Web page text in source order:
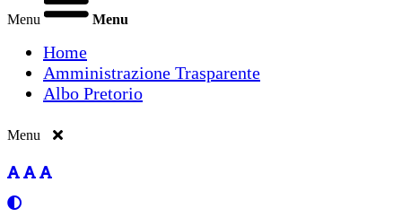
Menu Menu
Home
Amministrazione Trasparente
Albo Pretorio
Menu